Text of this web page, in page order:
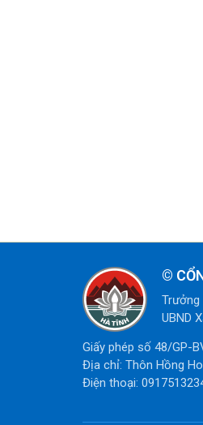
©
Trưởng
UBND
Giấy phép số 48/GP-
Địa chỉ: Thôn Hồng
Điện thoại: